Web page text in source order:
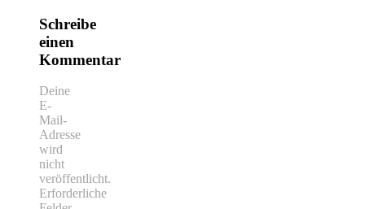
Schreibe
einen
Kommentar
Deine
E-
Mail-
Adresse
wird
nicht
veröffentlicht.
Erforderliche